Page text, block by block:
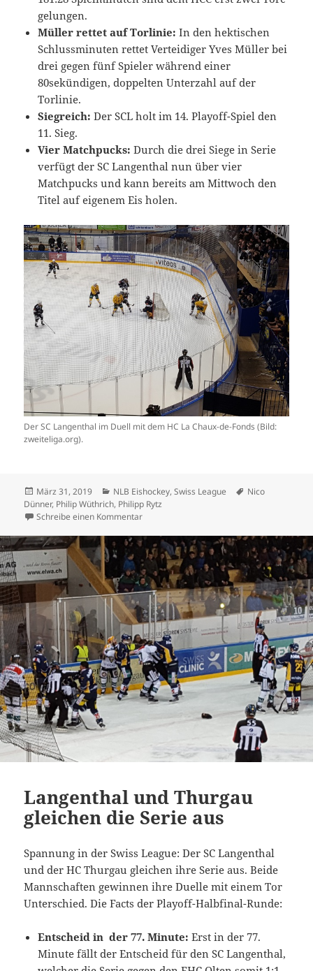
gelungen.
Müller rettet auf Torlinie: In den hektischen
Schlussminuten rettet Verteidiger Yves Müller bei
drei gegen fünf Spieler während einer
80sekündigen, doppelten Unterzahl auf der
Torlinie.
Siegreich: Der SCL holt im 14. Playoff-Spiel den
11. Sieg.
Vier Matchpucks: Durch die drei Siege in Serie
verfügt der SC Langenthal nun über vier
Matchpucks und kann bereits am Mittwoch den
Titel auf eigenem Eis holen.
Der SC Langenthal im Duell mit dem HC La Chaux-de-Fonds (Bild:
zweiteliga.org).
Veröffentlicht
am
März 31, 2019 Kategorien
NLB Eishockey,Swiss League Schlagwörter
Nico
Dünner, Philip Wüthrich, Philipp Rytz
Schreibe einen Kommentarzu Nico Dünner groundet Bienen früh
Langenthal und Thurgau
gleichen die Serie aus
Spannung in der Swiss League: Der SC Langenthal
und der HC Thurgau gleichen ihre Serie aus. Beide
Mannschaften gewinnen ihre Duelle mit einem Tor
Unterschied. Die Facts der Playoff-Halbfinal-Runde:
Entscheid in der 77. Minute:Erst in der 77.
Minute fällt der Entscheid für den SC Langenthal,